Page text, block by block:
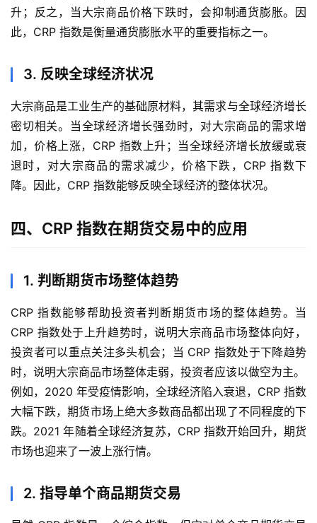
首
内
外
盘
期
货
德
指
期
升；反之，当大宗商品价格下跌时，会抑制通货膨胀。因
此，CRP 指数是衡量通货膨胀水平的重要指标之一。
3. 反映全球经济状况
大宗商品是工业生产的基础原材料，其需求与全球经济增长
密切相关。当全球经济增长强劲时，对大宗商品的需求增
加，价格上涨，CRP 指数上升；当全球经济增长放缓或衰
退时，对大宗商品的需求减少，价格下跌，CRP 指数下
降。因此，CRP 指数能够反映全球经济的整体状况。
四、CRP 指数在期货交易中的应用
1. 判断期货市场整体趋势
CRP 指数能够帮助投资者判断期货市场的整体趋势。当
CRP 指数处于上升趋势时，说明大宗商品市场整体向好，
投资者可以重点关注多头机会；当 CRP 指数处于下降趋势
时，说明大宗商品市场整体走弱，投资者应该以做空为主。
例如，2020 年受疫情影响，全球经济陷入衰退，CRP 指数
大幅下跌，期货市场上绝大多数商品都出现了不同程度的下
跌。2021 年随着全球经济复苏，CRP 指数开始回升，期货
市场也迎来了一波上涨行情。
2. 指导单个商品期货交易